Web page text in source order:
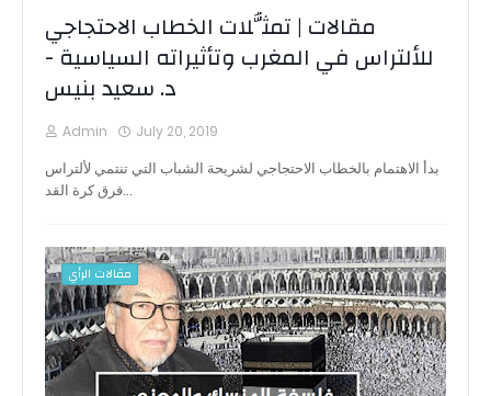
مقالات | تمثُّلات الخطاب الاحتجاجي
للألتراس في المغرب وتأثيراته السياسية -
د. سعيد بنيس
Admin July 20, 2019
بدأ الاهتمام بالخطاب الاحتجاجي لشريحة الشباب التي تنتمي لألتراس
فرق كرة القد…
مقالات الرأي